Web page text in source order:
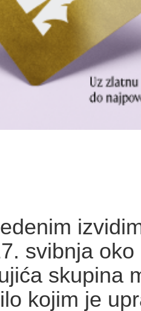
svibnja
skupina
kojim je